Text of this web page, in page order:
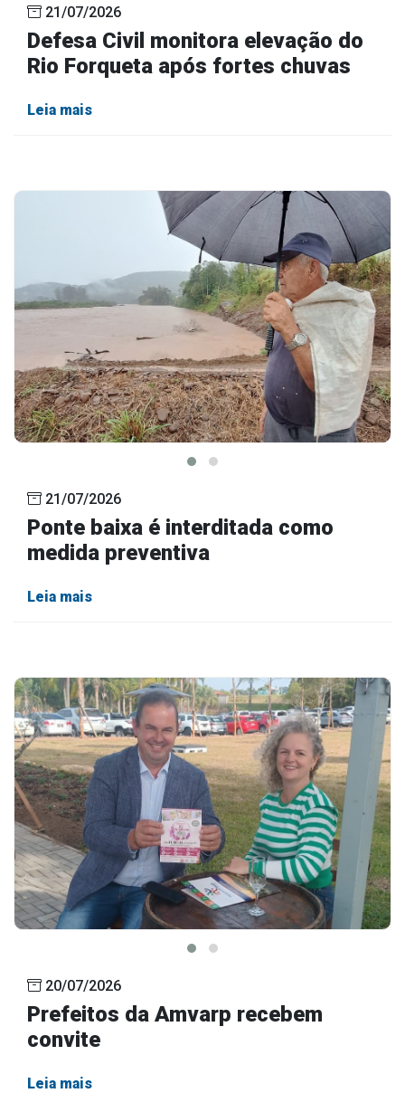
21/07/2026
Defesa Civil monitora elevação do
Rio Forqueta após fortes chuvas
Leia mais
21/07/2026
Ponte baixa é interditada como
medida preventiva
Leia mais
20/07/2026
Prefeitos da Amvarp recebem
convite
Leia mais